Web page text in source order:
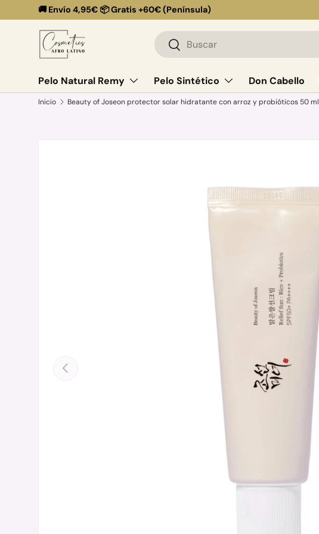
Ir al contenido
🚚 Envío 4,95€ 📦 Gratis +60€ (Península)
Buscar
Buscar
Pelo Natural Remy Pelo Sintético Don Cabello
Inicio Beauty of Joseon protector solar hidratante con arroz y probióticos 50 ml
Anterior